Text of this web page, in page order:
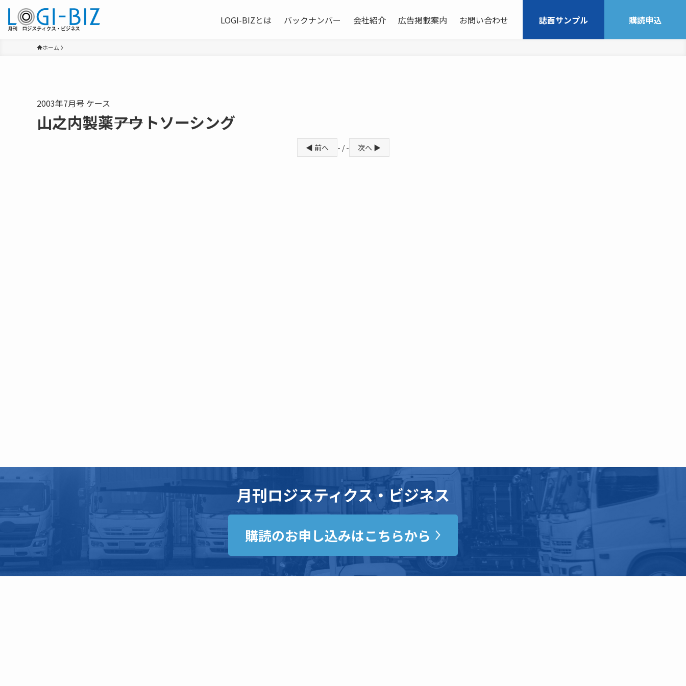
LOGI-BIZとは バックナンバー 会社紹介 広告掲載案内 お問い合わせ 誌面サンプル 購読申込
ホーム
2003年7月号 ケース
山之内製薬――アウトソーシング
◀ 前へ - / - 次へ ▶
月刊ロジスティクス・ビジネス
購読のお申し込みはこちらから